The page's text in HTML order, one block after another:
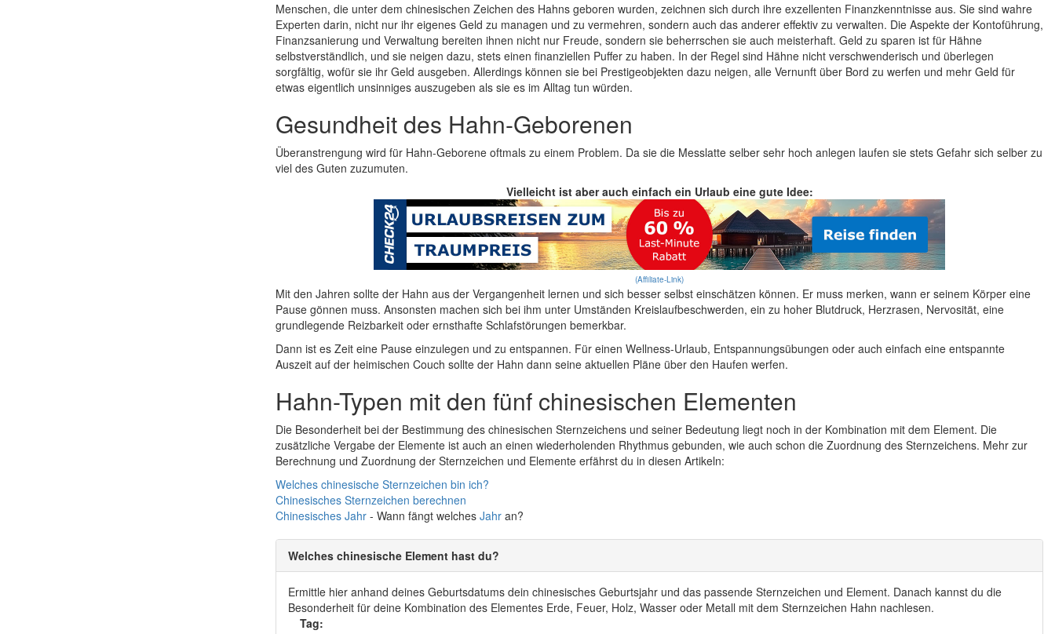
Menschen, die unter dem chinesischen Zeichen des Hahns geboren wurden, zeichnen sich durch ihre exzellenten Finanzkenntnisse aus. Sie sind wahre
Experten darin, nicht nur ihr eigenes Geld zu managen und zu vermehren, sondern auch das anderer effektiv zu verwalten. Die Aspekte der Kontoführung,
Finanzsanierung und Verwaltung bereiten ihnen nicht nur Freude, sondern sie beherrschen sie auch meisterhaft. Geld zu sparen ist für Hähne
selbstverständlich, und sie neigen dazu, stets einen finanziellen Puffer zu haben. In der Regel sind Hähne nicht verschwenderisch und überlegen
sorgfältig, wofür sie ihr Geld ausgeben. Allerdings können sie bei Prestigeobjekten dazu neigen, alle Vernunft über Bord zu werfen und mehr Geld für
etwas eigentlich unsinniges auszugeben als sie es im Alltag tun würden.
Gesundheit des Hahn-Geborenen
Überanstrengung wird für Hahn-Geborene oftmals zu einem Problem. Da sie die Messlatte selber sehr hoch anlegen laufen sie stets Gefahr sich selber zu
viel des Guten zuzumuten.
Vielleicht ist aber auch einfach ein Urlaub eine gute Idee:
(Affiliate-Link)
Mit den Jahren sollte der Hahn aus der Vergangenheit lernen und sich besser selbst einschätzen können. Er muss merken, wann er seinem Körper eine
Pause gönnen muss. Ansonsten machen sich bei ihm unter Umständen Kreislaufbeschwerden, ein zu hoher Blutdruck, Herzrasen, Nervosität, eine
grundlegende Reizbarkeit oder ernsthafte Schlafstörungen bemerkbar.
Dann ist es Zeit eine Pause einzulegen und zu entspannen. Für einen Wellness-Urlaub, Entspannungsübungen oder auch einfach eine entspannte
Auszeit auf der heimischen Couch sollte der Hahn dann seine aktuellen Pläne über den Haufen werfen.
Hahn-Typen mit den fünf chinesischen Elementen
Die Besonderheit bei der Bestimmung des chinesischen Sternzeichens und seiner Bedeutung liegt noch in der Kombination mit dem Element. Die
zusätzliche Vergabe der Elemente ist auch an einen wiederholenden Rhythmus gebunden, wie auch schon die Zuordnung des Sternzeichens. Mehr zur
Berechnung und Zuordnung der Sternzeichen und Elemente erfährst du in diesen Artikeln:
Welches chinesische Sternzeichen bin ich?
Chinesisches Sternzeichen berechnen
Chinesisches Jahr - Wann fängt welches Jahr an?
Welches chinesische Element hast du?
Ermittle hier anhand deines Geburtsdatums dein chinesisches Geburtsjahr und das passende Sternzeichen und Element. Danach kannst du die
Besonderheit für deine Kombination des Elementes Erde, Feuer, Holz, Wasser oder Metall mit dem Sternzeichen Hahn nachlesen.
Tag: